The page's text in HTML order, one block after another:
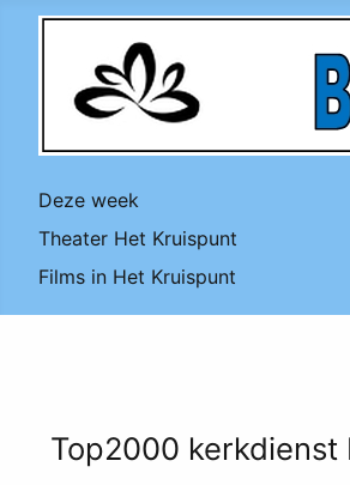
Deze week
Theater Het Kruispunt
Films in Het Kruispunt
Top2000 kerkdienst